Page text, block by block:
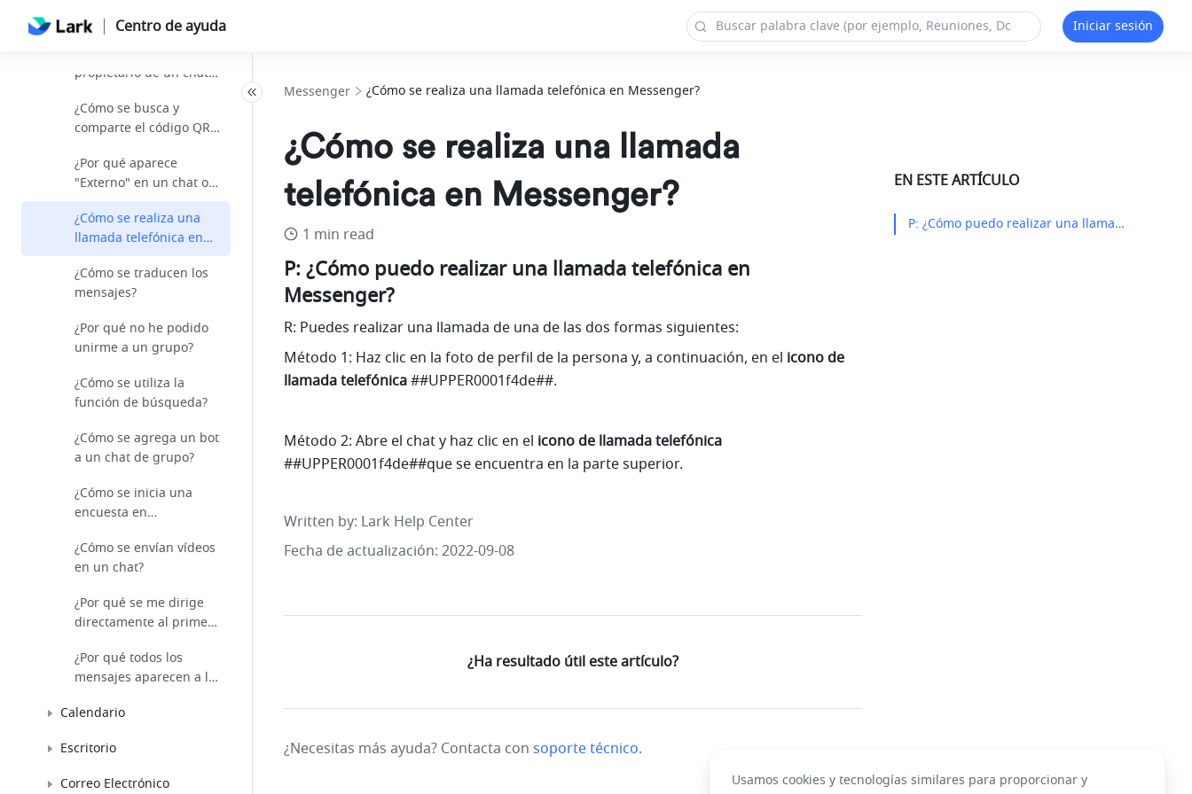
Centro de ayuda Iniciar sesión
captura de pantalla?
propietario de un chat
¿Cómo se busca y
comparte el código QR
¿Por qué aparece
"Externo" en un chat o
documento?
¿Cómo se realiza una
llamada telefónica en
Messenger?
¿Cómo se traducen los
mensajes?
¿Por qué no he podido
unirme a un grupo?
¿Cómo se utiliza la
función de búsqueda?
¿Cómo se agrega un bot
a un chat de grupo?
¿Cómo se inicia una
encuesta en
¿Cómo se envían vídeos
en un chat?
¿Por qué se me dirige
directamente al primer
¿Por qué todos los
mensajes aparecen a la
Calendario
Escritorio
Correo Electrónico
Messenger ¿Cómo se realiza una llamada telefónica en Messenger?
¿Cómo se realiza una llamada
telefónica en Messenger?
1 min read
P: ¿Cómo puedo realizar una llamada telefónica en
Messenger?
R: Puedes realizar una llamada de una de las dos formas siguientes:
Método 1: Haz clic en la foto de perfil de la persona y, a continuación, en el icono de
llamada telefónica ##UPPER0001f4de##.
Método 2: Abre el chat y haz clic en el icono de llamada telefónica
##UPPER0001f4de##que se encuentra en la parte superior.
Written by: Lark Help Center
Fecha de actualización: 2022-09-08
¿Ha resultado útil este artículo?
¿Necesitas más ayuda? Contacta con soporte técnico.
EN ESTE ARTÍCULO
P: ¿Cómo puedo realizar una llamada telefónica en Messenger?​
Usamos cookies y tecnologías similares para proporcionar y